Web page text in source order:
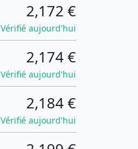
2,172 €
Vérifié aujourd'hui
2,174 €
Vérifié aujourd'hui
2,184 €
Vérifié aujourd'hui